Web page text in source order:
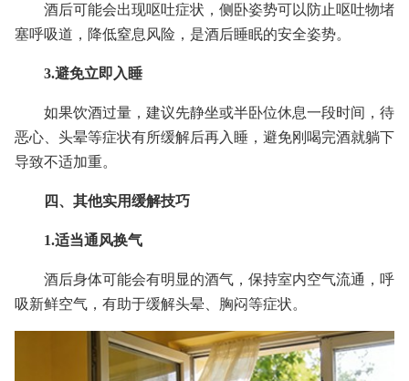
酒后可能会出现呕吐症状，侧卧姿势可以防止呕吐物堵
塞呼吸道，降低窒息风险，是酒后睡眠的安全姿势。
3.避免立即入睡
如果饮酒过量，建议先静坐或半卧位休息一段时间，待
恶心、头晕等症状有所缓解后再入睡，避免刚喝完酒就躺下
导致不适加重。
四、其他实用缓解技巧
1.适当通风换气
酒后身体可能会有明显的酒气，保持室内空气流通，呼
吸新鲜空气，有助于缓解头晕、胸闷等症状。